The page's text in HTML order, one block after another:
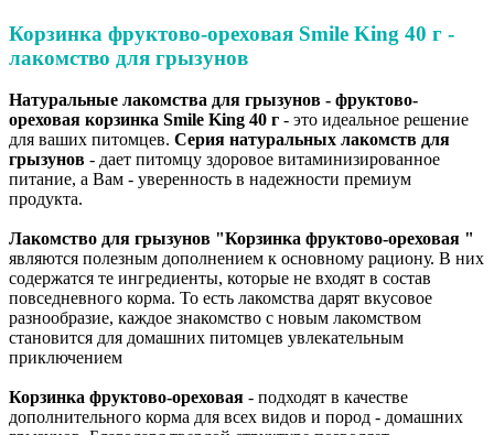
Корзинка фруктово-ореховая Smile King 40 г -
лакомство для грызунов
Натуральные лакомства для грызунов - фруктово-
ореховая корзинка Smile King 40 г - это идеальное решение
для ваших питомцев. Серия натуральных лакомств для
грызунов - дает питомцу здоровое витаминизированное
питание, а Вам - уверенность в надежности премиум
продукта.
Лакомство для грызунов "Корзинка фруктово-ореховая "
являются полезным дополнением к основному рациону. В них
содержатся те ингредиенты, которые не входят в состав
повседневного корма. То есть лакомства дарят вкусовое
разнообразие, каждое знакомство с новым лакомством
становится для домашних питомцев увлекательным
приключением
Корзинка фруктово-ореховая - подходят в качестве
дополнительного корма для всех видов и пород - домашних